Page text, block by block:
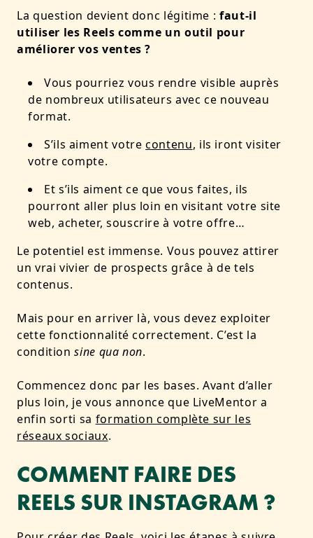
La question devient donc légitime :faut-il
utiliser les Reels comme un outil pour
améliorer vos ventes ?
Vous pourriez vous rendre visible auprès
de nombreux utilisateurs avec ce nouveau
format.
S’ils aiment votrecontenu, ils iront visiter
votre compte.
Et s’ils aiment ce que vous faites, ils
pourront aller plus loin en visitant votre site
web, acheter, souscrire à votre offre…
Le potentiel est immense. Vous pouvez attirer
un vrai vivier de prospects grâce à de tels
contenus.
Mais pour en arriver là, vous devez exploiter
cette fonctionnalitécorrectement. C’est la
conditionsine qua non.
Commencez donc par les bases. Avant d’aller
plus loin, je vous annonce que LiveMentor a
enfin sorti sa formation complète sur les
réseaux sociaux.
COMMENT FAIRE DES
REELS SUR INSTAGRAM ?